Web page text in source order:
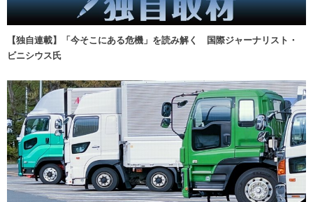
【独自連載】「今そこにある危機」を読み解く 国際ジャーナリスト・
ビニシウス氏